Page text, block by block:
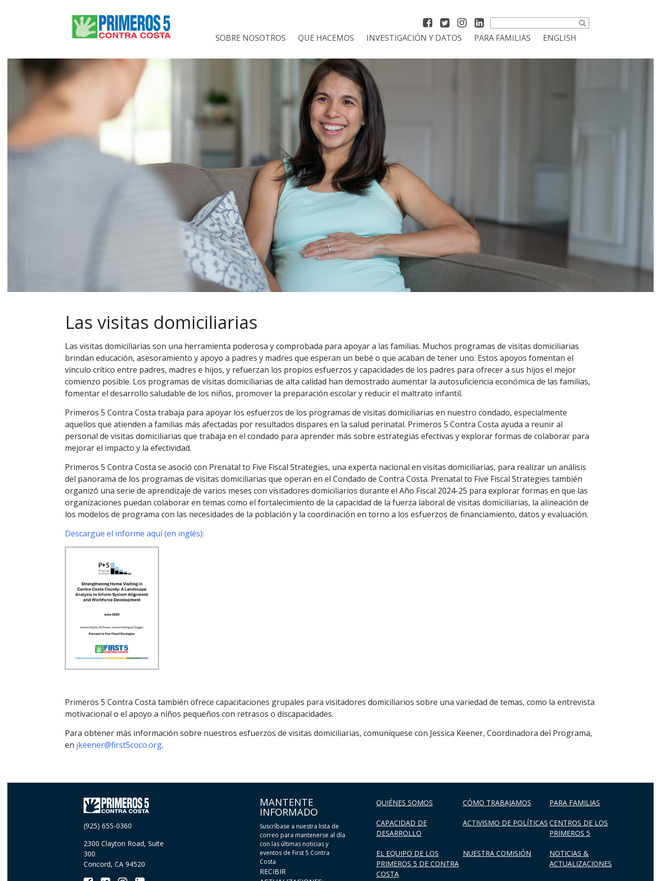
Search
SOBRE NOSOTROS
QUE HACEMOS INVESTIGACIÓN Y DATOS PARA FAMILIAS ENGLISH
Las visitas domiciliarias
Las visitas domiciliarias son una herramienta poderosa y comprobada para apoyar a las familias. Muchos programas de visitas domiciliarias
brindan educación, asesoramiento y apoyo a padres y madres que esperan un bebé o que acaban de tener uno. Estos apoyos fomentan el
vínculo crítico entre padres, madres e hijos, y refuerzan los propios esfuerzos y capacidades de los padres para ofrecer a sus hijos el mejor
comienzo posible. Los programas de visitas domiciliarias de alta calidad han demostrado aumentar la autosuficiencia económica de las familias,
fomentar el desarrollo saludable de los niños, promover la preparación escolar y reducir el maltrato infantil.
Primeros 5 Contra Costa trabaja para apoyar los esfuerzos de los programas de visitas domiciliarias en nuestro condado, especialmente
aquellos que atienden a familias más afectadas por resultados dispares en la salud perinatal. Primeros 5 Contra Costa ayuda a reunir al
personal de visitas domiciliarias que trabaja en el condado para aprender más sobre estrategias efectivas y explorar formas de colaborar para
mejorar el impacto y la efectividad.
Primeros 5 Contra Costa se asoció con Prenatal to Five Fiscal Strategies, una experta nacional en visitas domiciliarias, para realizar un análisis
del panorama de los programas de visitas domiciliarias que operan en el Condado de Contra Costa. Prenatal to Five Fiscal Strategies también
organizó una serie de aprendizaje de varios meses con visitadores domiciliarios durante el Año Fiscal 2024-25 para explorar formas en que las
organizaciones puedan colaborar en temas como el fortalecimiento de la capacidad de la fuerza laboral de visitas domiciliarias, la alineación de
los modelos de programa con las necesidades de la población y la coordinación en torno a los esfuerzos de financiamiento, datos y evaluación.
Descargue el informe aquí (en inglés):
Primeros 5 Contra Costa también ofrece capacitaciones grupales para visitadores domiciliarios sobre una variedad de temas, como la entrevista
motivacional o el apoyo a niños pequeños con retrasos o discapacidades.
Para obtener más información sobre nuestros esfuerzos de visitas domiciliarias, comuníquese con Jessica Keener, Coordinadora del Programa,
en jkeener@first5coco.org.
(925) 655-0360
2300 Clayton Road, Suite
300
Concord, CA 94520
MANTENTE
INFORMADO
Suscríbase a nuestra lista de
correo para mantenerse al día
con las últimas noticias y
eventos de First 5 Contra
Costa
RECIBIR
QUIÉNES SOMOS CÓMO TRABAJAMOS PARA FAMILIAS
CAPACIDAD DE
DESARROLLO
ACTIVISMO DE POLÍTICAS CENTROS DE LOS
PRIMEROS 5
EL EQUIPO DE LOS
PRIMEROS 5 DE CONTRA
COSTA
NUESTRA COMISIÓN
NOTICIAS &
ACTUALIZACIONES